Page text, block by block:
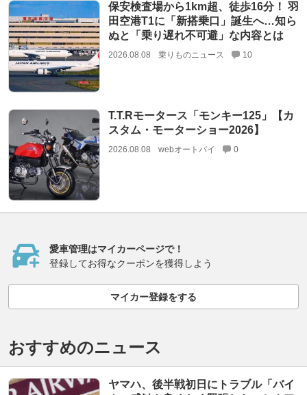
保安検査場から1km超、徒歩16分！ 羽
田空港T1に「新搭乗口」誕生へ…知ら
ぬと「乗り遅れ不可避」な内容とは
2026.08.08 乗りものニュース 10
T.T.Rモータース「モンキー125」【カ
スタム・モーターショー2026】
2026.08.08 webオートバイ 0
愛車管理はマイカーページで！
登録してお得なクーポンを獲得しよう
マイカー登録をする
おすすめのニュース
ヤマハ、後半戦初日にトラブル「バイ